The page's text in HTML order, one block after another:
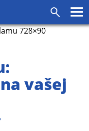
vašej